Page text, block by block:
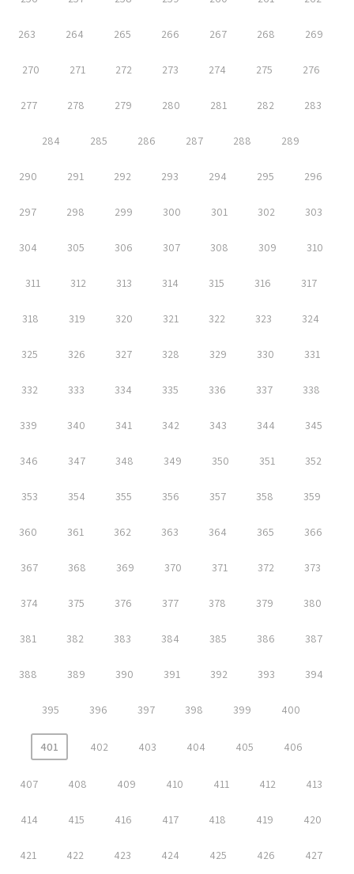
263 264 265 266 267 268 269
270 271 272 273 274 275 276
277 278 279 280 281 282 283
284 285 286 287 288 289
290 291 292 293 294 295 296
297 298 299 300 301 302 303
304 305 306 307 308 309 310
311 312 313 314 315 316 317
318 319 320 321 322 323 324
325 326 327 328 329 330 331
332 333 334 335 336 337 338
339 340 341 342 343 344 345
346 347 348 349 350 351 352
353 354 355 356 357 358 359
360 361 362 363 364 365 366
367 368 369 370 371 372 373
374 375 376 377 378 379 380
381 382 383 384 385 386 387
388 389 390 391 392 393 394
395 396 397 398 399 400
401 402 403 404 405 406
407 408 409 410 411 412 413
414 415 416 417 418 419 420
421 422 423 424 425 426 427